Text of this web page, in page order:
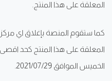
المعلقة على هذا المنتج.
كما ستقوم المنصة بإغلاق اي مركز
الخميس الموافق 2021/07/29.